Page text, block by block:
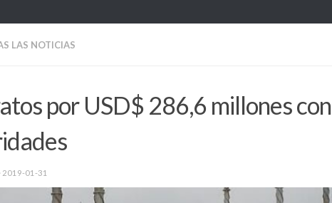
LAS NOTICIAS
por USD$ 286,6 millones con
2019-01-31